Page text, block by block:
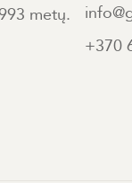
metų.
+370